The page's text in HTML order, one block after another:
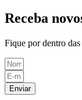
Receba
Fique por dentro
Enviar